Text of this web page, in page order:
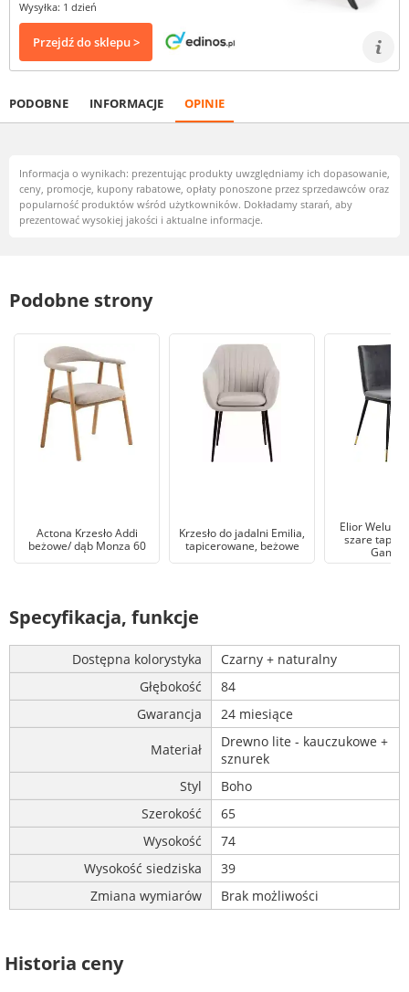
Wysyłka: 1 dzień
Przejdź do sklepu >
PODOBNE INFORMACJE OPINIE
Informacja o wynikach: prezentując produkty uwzględniamy ich dopasowanie,
ceny, promocje, kupony rabatowe, opłaty ponoszone przez sprzedawców oraz
popularność produktów wśród użytkowników. Dokładamy starań, aby
prezentować wysokiej jakości i aktualne informacje.
Podobne strony
Actona Krzesło Addi
beżowe/ dąb Monza 60
Krzesło do jadalni Emilia,
tapicerowane, beżowe
Elior
szare
Specyfikacja, funkcje
Dostępna kolorystyka
Czarny + naturalny
Głębokość
84
Gwarancja
24 miesiące
Materiał
Drewno lite - kauczukowe +
sznurek
Styl
Boho
Szerokość
65
Wysokość
74
Wysokość siedziska
39
Zmiana wymiarów
Brak możliwości
Historia ceny